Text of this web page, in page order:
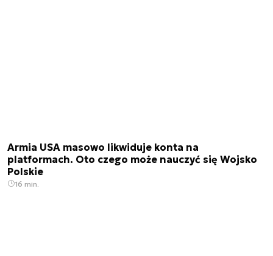
Armia USA masowo likwiduje konta na
platformach. Oto czego może nauczyć się Wojsko
Polskie
16 min.